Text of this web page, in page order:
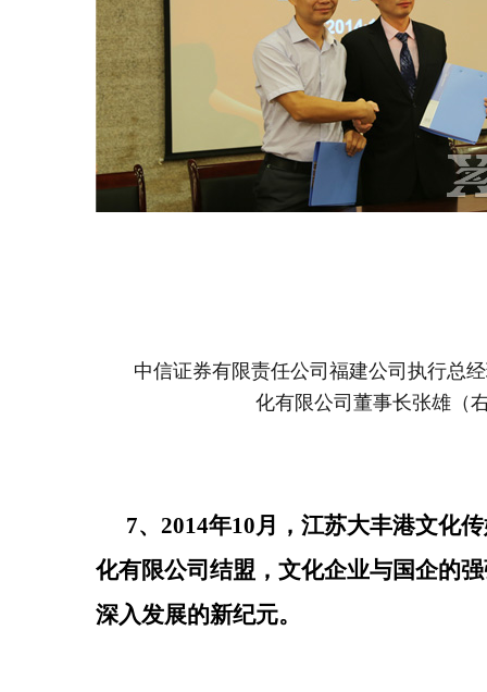
中信证券有限责任公司福建公司执行总
化有限公司董事长张雄（
7、2014年10月，江苏大丰港文化
化有限公司结盟，文化企业与国企的
深入发展的新纪元。